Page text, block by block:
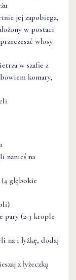
jej zapobiega,
w postaci
włosy
w szafie z
komary,
nanieś na
głębokie
pary (2-3 krople
na 1 łyżkę, dodaj
z łyżeczką